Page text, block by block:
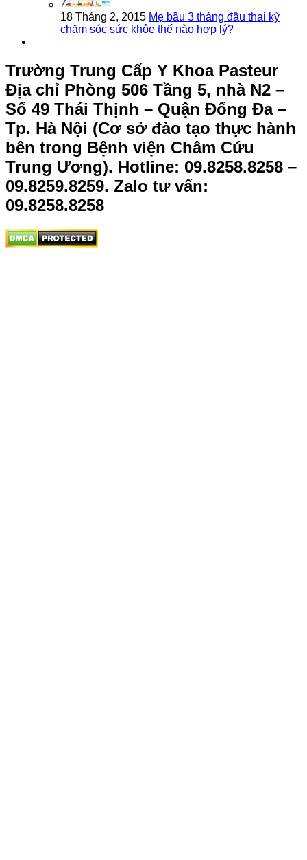
18 Tháng 2, 2015 Mẹ bầu 3 tháng đầu thai kỳ
chăm sóc sức khỏe thế nào hợp lý?
Trường Trung Cấp Y Khoa Pasteur
Địa chỉ Phòng 506 Tầng 5, nhà N2 –
Số 49 Thái Thịnh – Quận Đống Đa –
Tp. Hà Nội (Cơ sở đào tạo thực hành
bên trong Bệnh viện Châm Cứu
Trung Ương). Hotline: 09.8258.8258 –
09.8259.8259. Zalo tư vấn:
09.8258.8258